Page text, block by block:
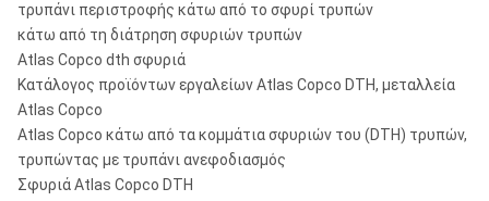
τρυπάνι περιστροφής κάτω από το σφυρί τρυπών
κάτω από τη διάτρηση σφυριών τρυπών
Atlas Copco dth σφυριά
Κατάλογος προϊόντων εργαλείων Atlas Copco DTH, μεταλλεία
Atlas Copco
Atlas Copco κάτω από τα κομμάτια σφυριών του (DTH) τρυπών,
τρυπώντας με τρυπάνι ανεφοδιασμός
Σφυριά Atlas Copco DTH